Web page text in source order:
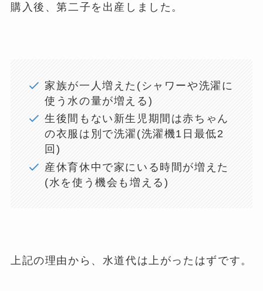
購入後、第二子を出産しました。
家族が一人増えた(シャワーや洗濯に
使う水の量が増える)
生後間もない新生児期間は赤ちゃん
の衣服は別で洗濯(洗濯機1日最低2
回)
産休育休中で家にいる時間が増えた
(水を使う機会も増える)
上記の理由から、水道代は上がったはずです。